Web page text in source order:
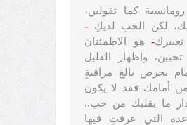
كما تقولين،
لكن الحب لديكِ -
- هو الاطمئنان
وإظهار القليل
بحرص بالغ مراقبةٍ
أمامك فقد لا يكون
ما بقلبك من حب..
التي عرفتِ فيها